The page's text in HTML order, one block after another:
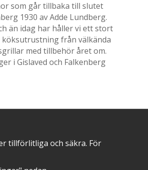
som går tillbaka till slutet
1930 av Adde Lundberg.
än idag har håller vi ett stort
från välkända
med tillbehör året om.
i Gislaved och Falkenberg
tillförlitliga och säkra. För